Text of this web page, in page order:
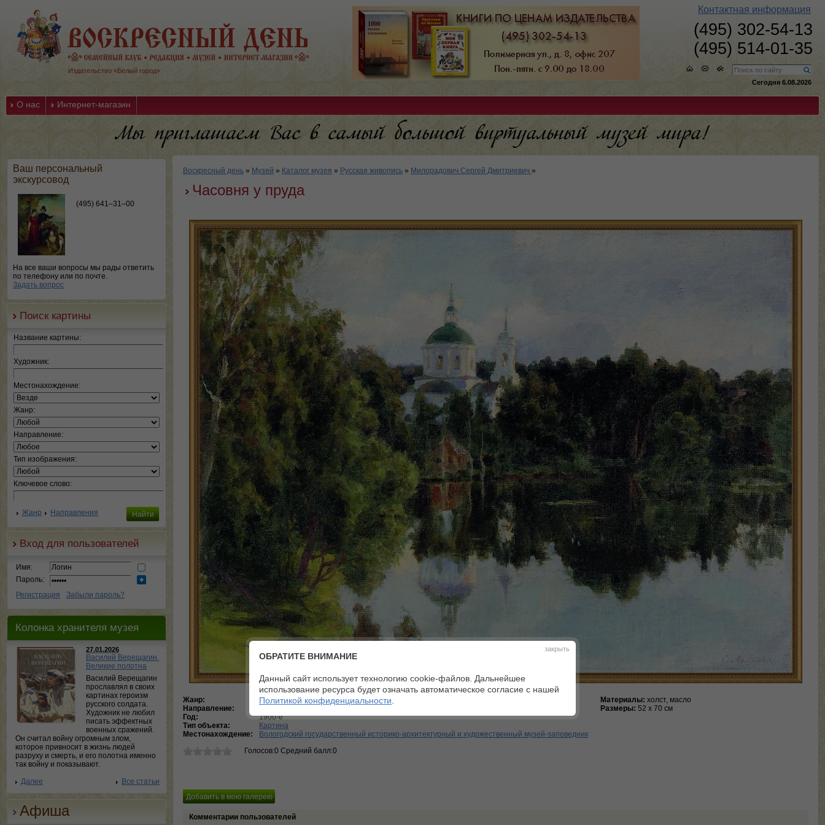
Издательство «Белый город»
Контактная информация
(495) 302-54-13
(495) 514-01-35
Сегодня 6.08.2026
О нас Интернет-магазин
Ваш персональный
экскурсовод
(495) 641–31–00
На все ваши вопросы мы рады ответить
по телефону или по почте.
Задать вопрос
Поиск картины
Название картины:
Художник:
Местонахождение:
Жанр:
Направление:
Тип изображения:
Ключевое слово:
Жанр Направления
Вход для пользователей
Имя:
Пароль:
Регистрация
Забыли пароль?
Колонка хранителя музея
27.01.2026
Василий Верещагин.
Великие полотна
Василий Верещагин
прославлял в своих
картинах героизм
русского солдата.
Художник не любил
писать эффектных
военных сражений.
Он считал войну огромным злом,
которое привносит в жизнь людей
разруху и смерть, и его полотна именно
так войну и показывают.
Далее
Все статьи
Афиша
Воскресный день » Музей » Каталог музея » Русская живопись » Милорадович Сергей Дмитриевич »
Часовня у пруда
Жанр:
пейзаж
Направление:
Год:
1900-е
Тип объекта:
Картина
Местонахождение:
Вологодский государственный историко-архитектурный и художественный музей-заповедник
Голосов:0 Средний балл:0
Материалы: холст, масло
Размеры: 52 х 70 см
Комментарии пользователей
закрыть
ОБРАТИТЕ ВНИМАНИЕ
Данный сайт использует технологию cookie-файлов. Дальнейшее
использование ресурса будет означать автоматическое согласие с нашей
Политикой конфиденциальности